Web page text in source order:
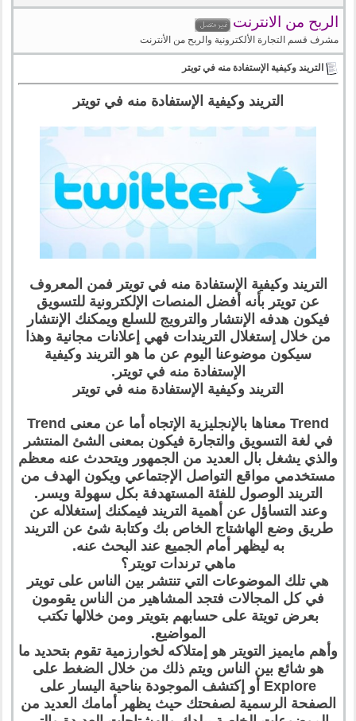
الربح من الانترنت
مشرف قسم التجارة الألكترونية والربح من الأنترنت
التريند وكيفية الإستفادة منه في تويتر
التريند وكيفية الإستفادة منه في تويتر
التريند وكيفية الإستفادة منه في تويتر فمن المعروف
عن تويتر بأنه أفضل المنصات الإلكترونية للتسويق
فيكون هدفه الإنتشار والترويج للسلع ويمكنك الإنتشار
من خلال إستغلال التريندات فهي إعلانات مجانية وهذا
سيكون موضوعنا اليوم عن ما هو التريند وكيفية
الإستفادة منه في تويتر.
التريند وكيفية الإستفادة منه في تويتر
Trend معناها بالإنجليزية الإتجاه أما عن معنى Trend
في لغة التسويق والتجارة فيكون بمعنى الشئ المنتشر
والذي يشغل بال العديد من الجمهور ويتحدث عنه معظم
مستخدمي مواقع التواصل الإجتماعي ويكون الهدف من
التريند الوصول للفئة المستهدفة بكل سهولة ويسر.
وعند التساؤل عن أهمية التريند فيمكنك إستغلاله عن
طريق وضع الهاشتاج الخاص بك وكتابة شئ عن التريند
به ليظهر أمام الجميع عند البحث عنه.
ماهي ترندات تويتر؟
هي تلك الموضوعات التي تنتشر بين الناس على تويتر
في كل المجالات فتجد المشاهير من الناس يقومون
بعرض تويتة على حسابهم بتويتر ومن خلالها تكتب
المواضيع.
وأهم مايميز التويتر هو إمتلاكه لخوارزمية تقوم بتحديد ما
هو شائع بين الناس ويتم ذلك من خلال الضغط على
Explore أو إكتشف الموجودة بناحية اليسار على
الصفحة الرسمية لصفحتك حيث يظهر أمامك العديد من